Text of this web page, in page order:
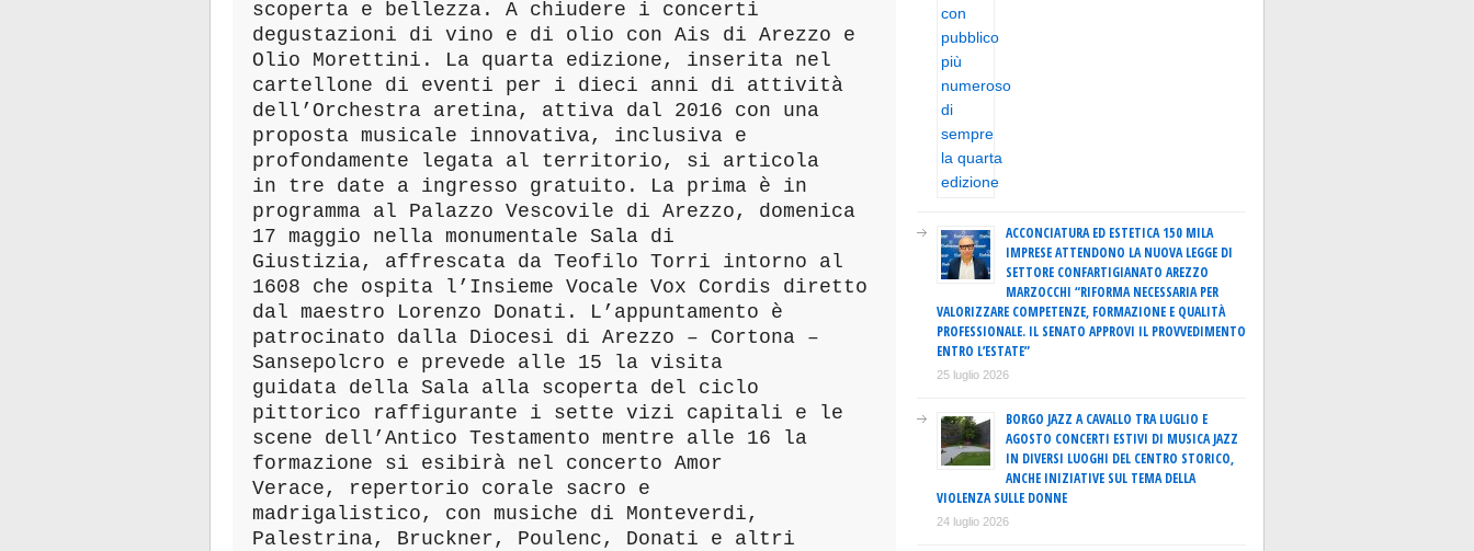
scoperta e bellezza. A chiudere i concerti
degustazioni di vino e di olio con Ais di Arezzo e
Olio Morettini. La quarta edizione, inserita nel
cartellone di eventi per i dieci anni di attività
dell’Orchestra aretina, attiva dal 2016 con una
proposta musicale innovativa, inclusiva e
profondamente legata al territorio, si articola
in tre date a ingresso gratuito. La prima è in
programma al Palazzo Vescovile di Arezzo, domenica
17 maggio nella monumentale Sala di
Giustizia, affrescata da Teofilo Torri intorno al
1608 che ospita l’Insieme Vocale Vox Cordis diretto
dal maestro Lorenzo Donati. L’appuntamento è
patrocinato dalla Diocesi di Arezzo – Cortona –
Sansepolcro e prevede alle 15 la visita
guidata della Sala alla scoperta del ciclo
pittorico raffigurante i sette vizi capitali e le
scene dell’Antico Testamento mentre alle 16 la
formazione si esibirà nel concerto Amor
Verace, repertorio corale sacro e
madrigalistico, con musiche di Monteverdi,
Palestrina, Bruckner, Poulenc, Donati e altri
ACCONCIATURA ED ESTETICA 150 MILA
IMPRESE ATTENDONO LA NUOVA LEGGE DI
SETTORE CONFARTIGIANATO AREZZO
MARZOCCHI “RIFORMA NECESSARIA PER
VALORIZZARE COMPETENZE, FORMAZIONE E QUALITÀ
PROFESSIONALE. IL SENATO APPROVI IL PROVVEDIMENTO
ENTRO L’ESTATE”
25 luglio 2026
BORGO JAZZ A CAVALLO TRA LUGLIO E
AGOSTO CONCERTI ESTIVI DI MUSICA JAZZ
IN DIVERSI LUOGHI DEL CENTRO STORICO,
ANCHE INIZIATIVE SUL TEMA DELLA
VIOLENZA SULLE DONNE
24 luglio 2026